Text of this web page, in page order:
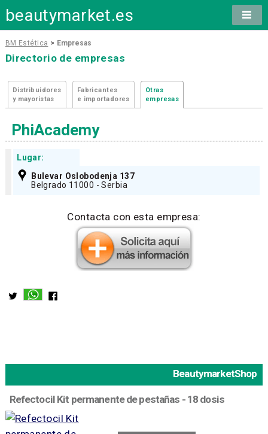
beautymarket.es
BM Estética > Empresas
Directorio de empresas
Distribuidores
y mayoristas
Fabricantes
e importadores
Otras
empresas
PhiAcademy
Lugar:
Bulevar Oslobodenja 137
Belgrado 11000 - Serbia
Contacta con esta empresa:
BeautymarketShop
Refectocil Kit permanente de pestañas - 18 dosis